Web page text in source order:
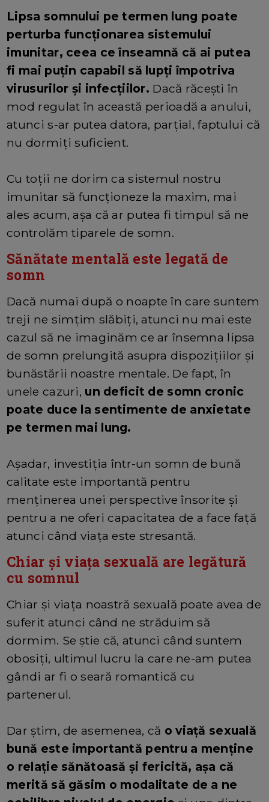
Lipsa somnului pe termen lung poate
perturba funcționarea sistemului
imunitar, ceea ce înseamnă că ai putea
fi mai puțin capabil să lupți împotriva
virusurilor și infecțiilor. Dacă răcești în
mod regulat în această perioadă a anului,
atunci s-ar putea datora, parțial, faptului că
nu dormiți suficient.
Cu toții ne dorim ca sistemul nostru
imunitar să funcționeze la maxim, mai
ales acum, așa că ar putea fi timpul să ne
controlăm tiparele de somn.
Sănătate mentală este legată de
somn
Dacă numai după o noapte în care suntem
treji ne simțim slăbiți, atunci nu mai este
cazul să ne imaginăm ce ar însemna lipsa
de somn prelungită asupra dispozițiilor și
bunăstării noastre mentale. De fapt, în
unele cazuri, un deficit de somn cronic
poate duce la sentimente de anxietate
pe termen mai lung.
Așadar, investiția într-un somn de bună
calitate este importantă pentru
menținerea unei perspective însorite și
pentru a ne oferi capacitatea de a face față
atunci când viața este stresantă.
Chiar și viața sexuală are legătură
cu somnul
Chiar și viața noastră sexuală poate avea de
suferit atunci când ne străduim să
dormim. Se știe că, atunci când suntem
obosiți, ultimul lucru la care ne-am putea
gândi ar fi o seară romantică cu
partenerul.
Dar știm, de asemenea, că o viață sexuală
bună este importantă pentru a menține
o relație sănătoasă și fericită, așa că
merită să găsim o modalitate de a ne